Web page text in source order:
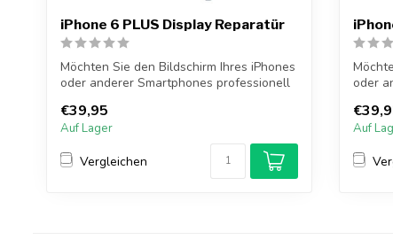
iPhone 6 PLUS Display Reparatür
Möchten Sie den Bildschirm Ihres iPhones
oder anderer Smartphones professionell
€39,95
Auf Lager
Vergleichen
oder
Auf